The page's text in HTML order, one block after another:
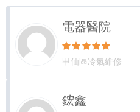
電器醫院
甲仙區冷氣維修
鋐鑫